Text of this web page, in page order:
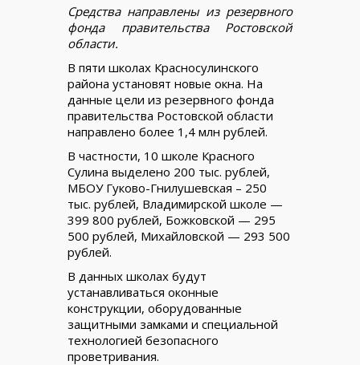
Средства направлены из резервного
фонда правительства Ростовской
области.
В пяти школах Красносулинского
района установят новые окна. На
данные цели из резервного фонда
правительства Ростовской области
направлено более 1,4 млн рублей.
В частности, 10 школе Красного
Сулина выделено 200 тыс. рублей,
МБОУ Гуково-Гнилушевская – 250
тыс. рублей, Владимирской школе —
399 800 рублей, Божковской — 295
500 рублей, Михайловской — 293 500
рублей.
В данных школах будут
устанавливаться оконные
конструкции, оборудованные
защитными замками и специальной
технологией безопасного
проветривания.